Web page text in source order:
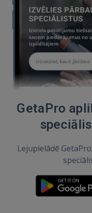
GetaPro
Lejupielādē